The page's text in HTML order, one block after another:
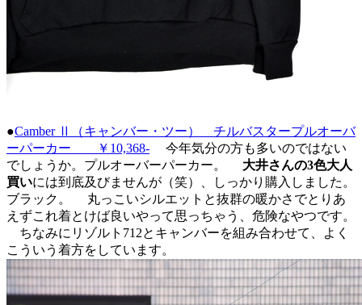
●Camber Ⅱ（キャンバー・ツー） チルバスタープルオーバ
ーパーカー ￥10,368- 今年気分の方も多いのではない
でしょうか。プルオーバーパーカー。 大井さんの3色大人
買いには到底及びませんが（笑）、しっかり購入しました。
ブラック。 丸っこいシルエットと抜群の暖かさでとりあ
えずこれ着とけば良いやって思っちゃう、危険なやつです。
ちなみにリゾルト712とキャンバーを組み合わせて、よく
こういう着方をしています。